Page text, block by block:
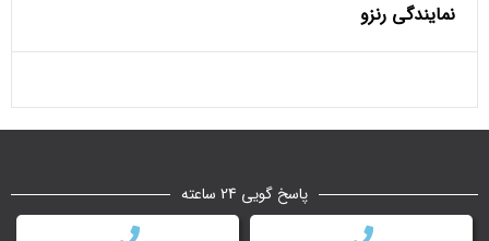
نمایندگی رنزو
پاسخ گویی 24 ساعته